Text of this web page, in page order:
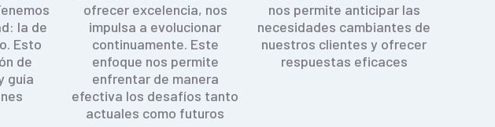
la de
Esto
de
guía
ofrecer excelencia, nos
impulsa a evolucionar
continuamente. Este
enfoque nos permite
enfrentar de manera
efectiva los desafíos tanto
actuales como futuros
nos permite anticipar las
necesidades cambiantes de
nuestros clientes y ofrecer
respuestas eficaces